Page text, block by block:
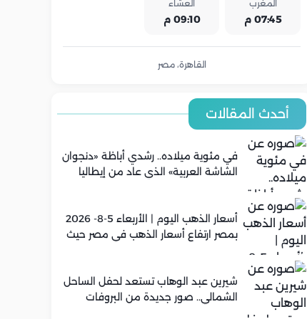
المغرب
07:45 م
العشاء
09:10 م
القاهرة، مصر
أحدث المقالات
في مئوية ميلاده.. رشدي أباظة «دنجوان
الشاشة العربية» الذي عاد من إيطاليا
أسعار الذهب اليوم | الأربعاء 5-8- 2026
بمصر ارتفاع أسعار الذهب في مصر حيث
شيرين عبد الوهاب تستعد لحفل الساحل
الشمالي.. صور جديدة من البروفات